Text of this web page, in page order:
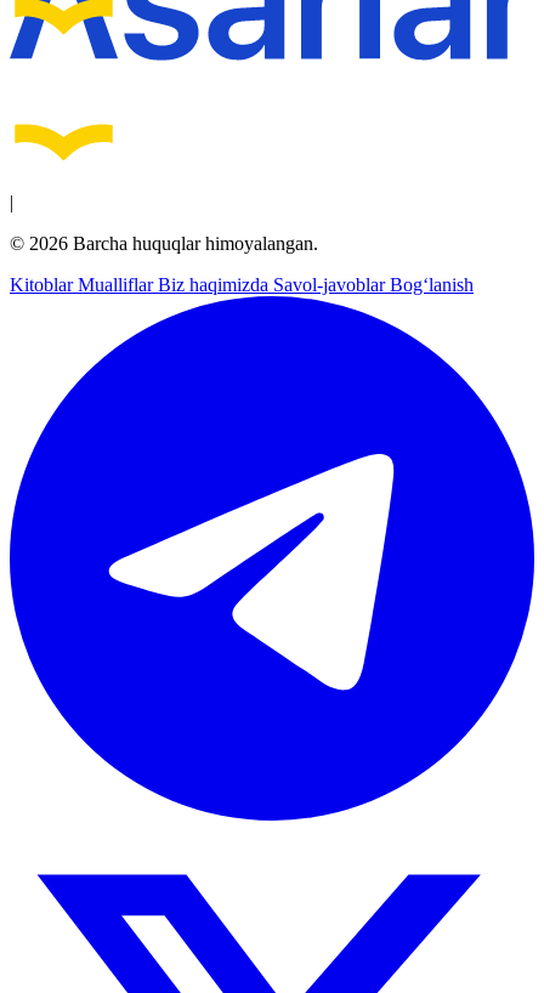
|
© 2026 Barcha huquqlar himoyalangan.
KitoblarMualliflarBiz haqimizda Savol-javoblarBog‘lanish